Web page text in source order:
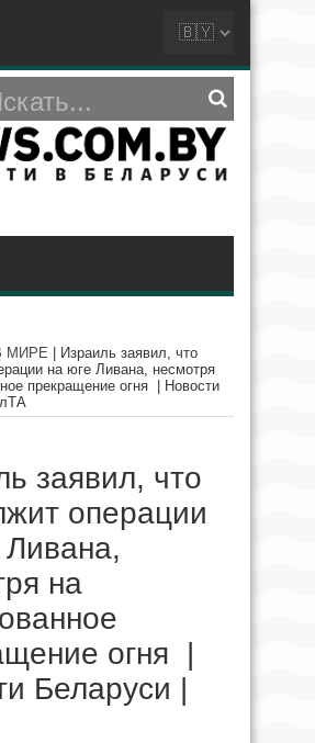
МИРЕ
Израиль заявил, что
на юге Ливана, несмотря
прекращение огня | Новости
заявил, что
операции
Ливана,
на
огня |
Беларуси |